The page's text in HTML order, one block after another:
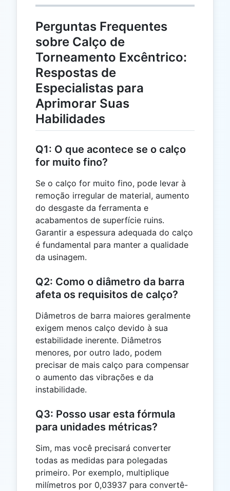
Perguntas Frequentes
sobre Calço de
Torneamento Excêntrico:
Respostas de
Especialistas para
Aprimorar Suas
Habilidades
Q1: O que acontece se o calço
for muito fino?
Se o calço for muito fino, pode levar à
remoção irregular de material, aumento
do desgaste da ferramenta e
acabamentos de superfície ruins.
Garantir a espessura adequada do calço
é fundamental para manter a qualidade
da usinagem.
Q2: Como o diâmetro da barra
afeta os requisitos de calço?
Diâmetros de barra maiores geralmente
exigem menos calço devido à sua
estabilidade inerente. Diâmetros
menores, por outro lado, podem
precisar de mais calço para compensar
o aumento das vibrações e da
instabilidade.
Q3: Posso usar esta fórmula
para unidades métricas?
Sim, mas você precisará converter
todas as medidas para polegadas
primeiro. Por exemplo, multiplique
milímetros por 0,03937 para convertê-